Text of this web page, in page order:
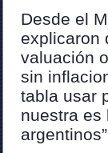
Desde el
explicaron
valuación
sin
tabla usar
nuestra es